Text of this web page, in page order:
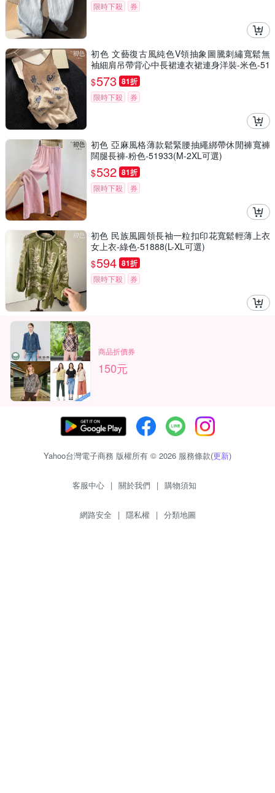
限時下殺 券
初色 文藝復古風純色V領抽象圖騰刺繡寬鬆無
袖細肩吊帶背心中長裙連衣裙連身洋裝-米色-51
824(M-2XL可選)
$573 81折
限時下殺 券
初色 亞麻風格薄款鬆緊腰抽繩綁帶休閒褲寬褲
闊腿長褲-粉色-51933(M-2XL可選)
$532 81折
限時下殺 券
初色 民族風圓領長袖一粒扣印花寬鬆輕薄上衣
女上衣-綠色-51888(L-XL可選)
$594 81折
限時下殺 券
商品折價券
150元
Yahoo台灣電子商務 版權所有 © 2026 服務條款(更新)
客服中心 | 關於我們 | 購物須知
網路安全 | 隱私權 | 分類地圖